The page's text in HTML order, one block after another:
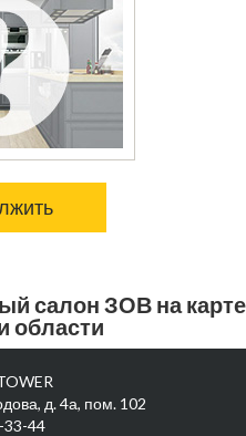
салон ЗОВ на карте
области
д. 4а, пом. 102
33-44